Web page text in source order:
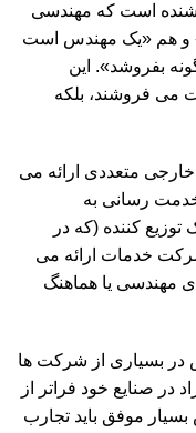
است که مهندسی
و هم «یک مهندس است
بفروشد». این
می فروشند، بلکه
خارجی متعددی ارائه می
رسانی به
کننده (که در
خدمات ارائه می
مهندسی یا هماهنگ
بسیاری از شرکت ها
در صنایع خود فراتر از
موفق باید تجارب